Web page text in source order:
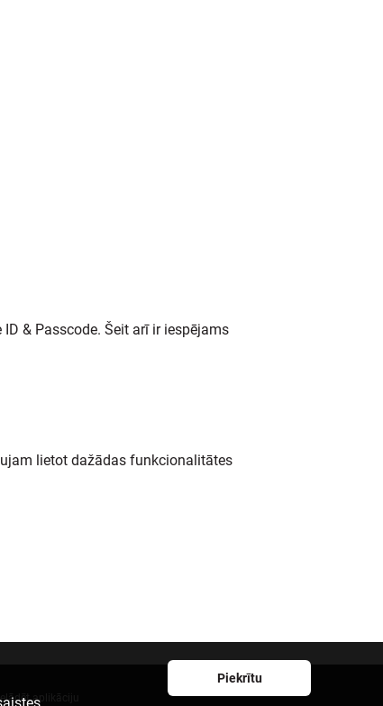
& Passcode. Šeit arī ir iespējams
lietot dažādas funkcionalitātes
Piekrītu
aplikāciju